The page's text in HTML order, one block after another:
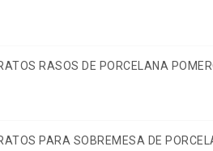
RASOS DE PORCELANA
PARA SOBREMESA DE